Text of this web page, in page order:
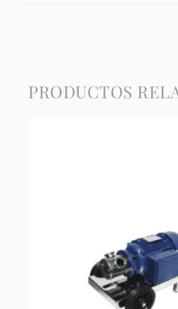
PRODUCTOS